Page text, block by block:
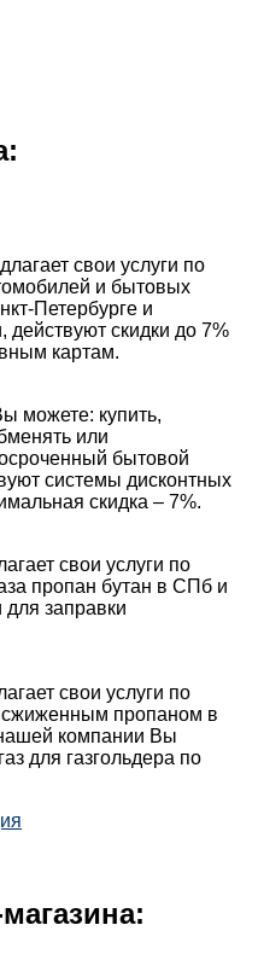
свои услуги по
и бытовых
Петербурге и
действуют скидки до 7%
картам.
можете: купить,
или
бытовой
системы дисконтных
скидка – 7%.
свои услуги по
пропан бутан в СПб и
для заправки
свои услуги по
сжиженным пропаном в
компании Вы
для газгольдера по